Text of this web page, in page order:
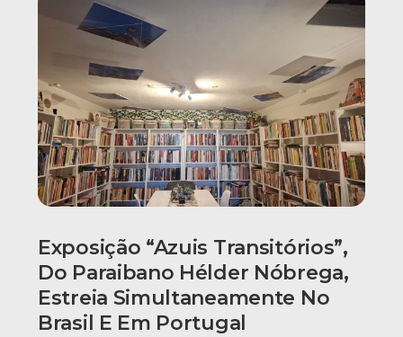
Exposição “Azuis Transitórios”,
Do Paraibano Hélder Nóbrega,
Estreia Simultaneamente No
Brasil E Em Portugal